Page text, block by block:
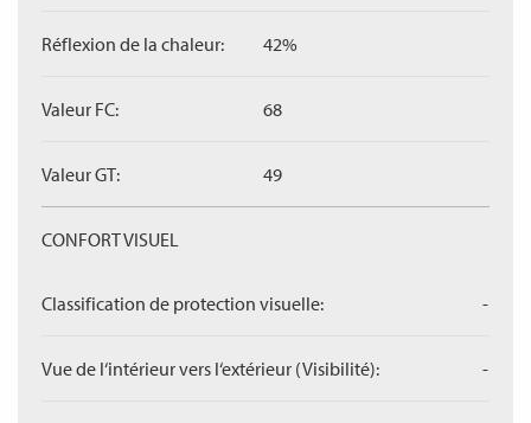
Réflexion de la chaleur: 42%
Valeur FC: 68
Valeur GT: 49
CONFORT VISUEL
Classification de protection visuelle: -
Vue de l‘intérieur vers l‘extérieur (Visibilité): -